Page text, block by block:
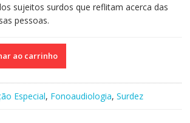
sujeitos surdos que reflitam acerca das
pessoas.
ao carrinho
Especial, Fonoaudiologia, Surdez